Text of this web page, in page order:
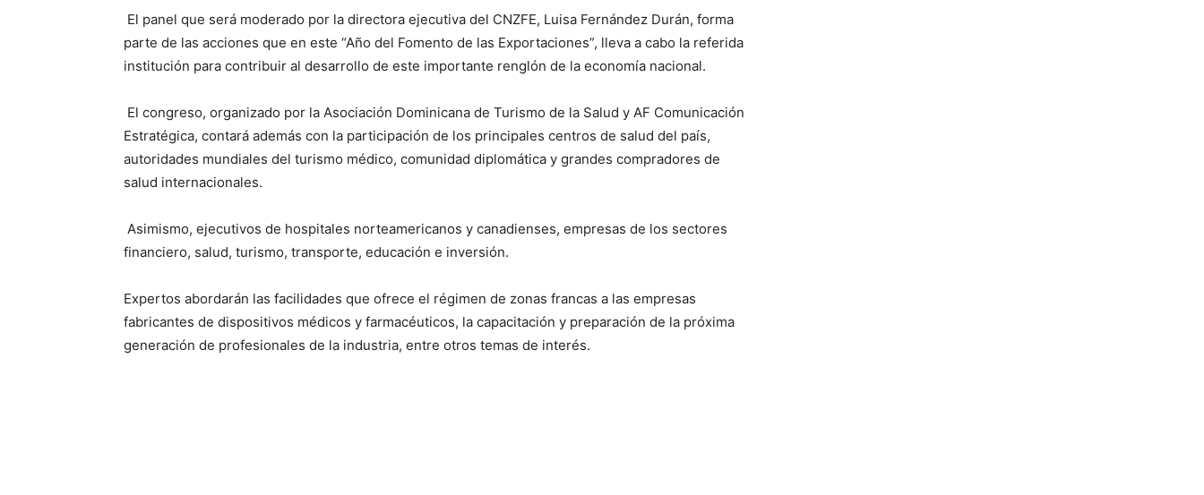
El panel que será moderado por la directora ejecutiva del CNZFE, Luisa Fernández Durán, forma
parte de las acciones que en este “Año del Fomento de las Exportaciones”, lleva a cabo la referida
institución para contribuir al desarrollo de este importante renglón de la economía nacional.
El congreso, organizado por la Asociación Dominicana de Turismo de la Salud y AF Comunicación
Estratégica, contará además con la participación de los principales centros de salud del país,
autoridades mundiales del turismo médico, comunidad diplomática y grandes compradores de
salud internacionales.
Asimismo, ejecutivos de hospitales norteamericanos y canadienses, empresas de los sectores
financiero, salud, turismo, transporte, educación e inversión.
Expertos abordarán las facilidades que ofrece el régimen de zonas francas a las empresas
fabricantes de dispositivos médicos y farmacéuticos, la capacitación y preparación de la próxima
generación de profesionales de la industria, entre otros temas de interés.